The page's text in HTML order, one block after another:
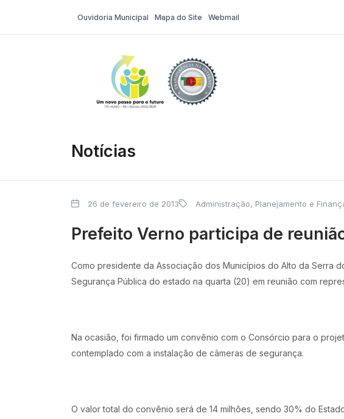
Ouvidoria Municipal Mapa do Site Webmail
Notícias
26 de fevereiro de 2013 Administração, Planejamento e
Prefeito Verno participa de
Como presidente da Associação dos Municípios do Alto da Serra
Segurança Pública do estado na quarta (20) em reunião com
Na ocasião, foi firmado um convênio com o Consórcio para o
contemplado com a instalação de câmeras de segurança.
O valor total do convênio será de 14 milhões, sendo 30% do